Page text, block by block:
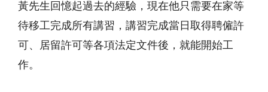
黃先生回憶起過去的經驗，現在他只需要在家等
待移工完成所有講習，講習完成當日取得聘僱許
可、居留許可等各項法定文件後，就能開始工
作。